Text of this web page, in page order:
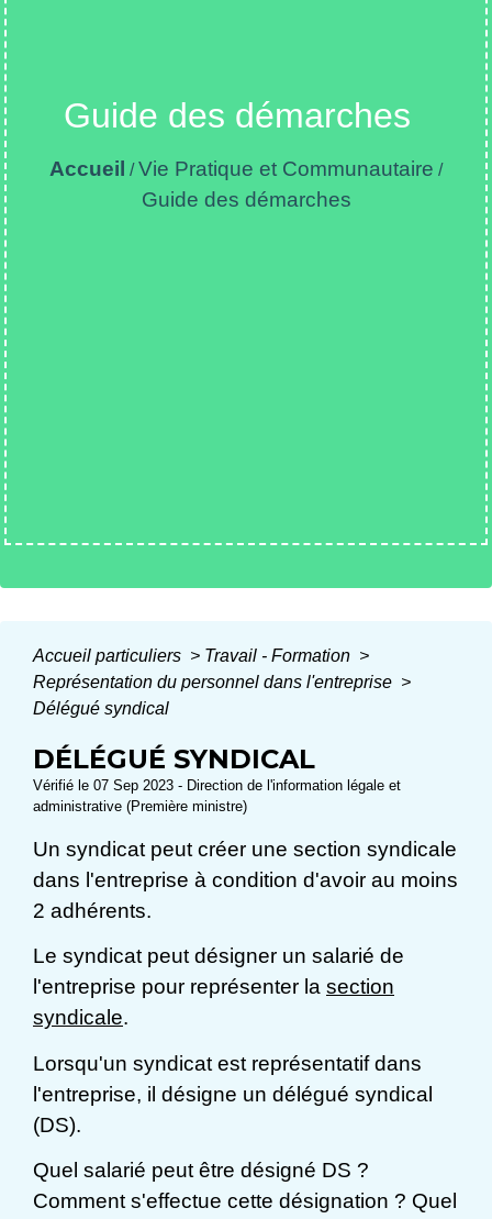
Guide des démarches
Accueil /Vie Pratique et Communautaire /
Guide des démarches
Accueil particuliers > Travail - Formation >
Représentation du personnel dans l'entreprise >
Délégué syndical
DÉLÉGUÉ SYNDICAL
Vérifié le 07 Sep 2023 - Direction de l'information légale et
administrative (Première ministre)
Un syndicat peut créer une section syndicale
dans l'entreprise à condition d'avoir au moins
2 adhérents.
Le syndicat peut désigner un salarié de
l'entreprise pour représenter la section
syndicale.
Lorsqu'un syndicat est représentatif dans
l'entreprise, il désigne un délégué syndical
(DS).
Quel salarié peut être désigné DS ?
Comment s'effectue cette désignation ? Quel